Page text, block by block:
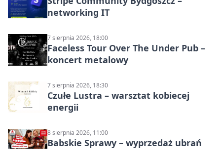
networking IT
7 sierpnia 2026, 18:00
Faceless Tour Over The Under Pub –
koncert metalowy
7 sierpnia 2026, 18:30
Czułe Lustra – warsztat kobiecej
energii
8 sierpnia 2026, 11:00
Babskie Sprawy – wyprzedaż ubrań